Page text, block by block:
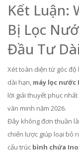
Kết Luận:
Bị Lọc
Đầu Tư
Xét toàn diện từ góc
dài hạn, máy lọc nước
lời giải thuyết phục
văn minh năm 2026.
Đây không đơn thuần
chiến lược giúp loại bỏ
cấu trúc bình chứa